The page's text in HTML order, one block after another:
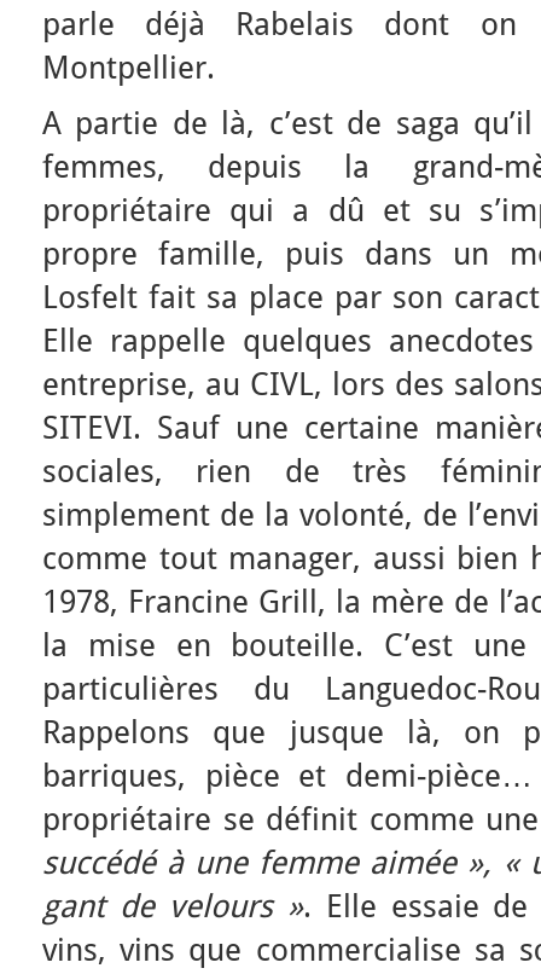
parle déjà Rabelais dont on
Montpellier.
A partie de là, c’est de saga
femmes, depuis la grand-
propriétaire qui a dû et su
propre famille, puis dans un
Losfelt fait sa place par son
Elle rappelle quelques
entreprise, au CIVL, lors des
SITEVI. Sauf une certaine
sociales, rien de très
simplement de la volonté, de
comme tout manager, aussi bien
1978, Francine Grill, la mère de
la mise en bouteille. C’est
particulières du Languedoc-
Rappelons que jusque là, on
barriques, pièce et demi-pièce…
propriétaire se définit comme une
succédé à une femme aimée »,
gant de velours ». Elle essaie
vins, vins que commercialise sa